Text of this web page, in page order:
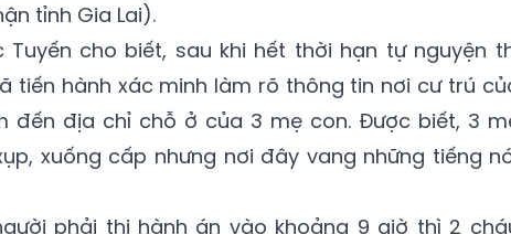
tỉnh Gia Lai).
Tuyến cho biết, sau khi hết thời hạn tự nguyện
tiến hành xác minh làm rõ thông tin nơi cư trú
đến địa chỉ chỗ ở của 3 mẹ con. Được biết, 3
xuống cấp nhưng nơi đây vang những tiếng
phải thi hành án vào khoảng 9 giờ thì 2